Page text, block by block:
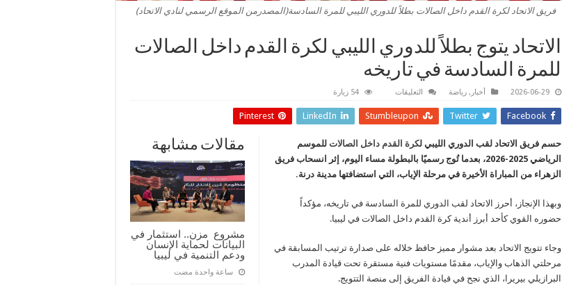
​فريق الاتحاد لكرة القدم داخل الصالات بطلاً للدوري الليبي للمرة السادسة(المصدرمن الموقع الرسمي لنادي الاتحاد)
الاتحاد يتوج بطلاً للدوري الليبي لكرة القدم داخل الصالات
للمرة السادسة في تاريخه
2026-06-29 أخبار , رياضة التعليقات
يتوج
بطلاً
لكرة
القدم
داخل
الصالات
للمرة
في
تاريخه
مغلقة
54 زيارة
Facebook
Twitter
Stumbleupon
LinkedIn
Pinterest
مقالات مشابهة
مشروع مزن.. استثمار في
البيانات لحماية الإنسان
ودعم التنمية في ليبيا
‏ساعة واحدة مضت
حسم فريق الاتحاد لقب الدوري الليبي لكرة القدم داخل الصالات للموسم
الرياضي 2025-2026، بعدما تُوج رسميًا بالبطولة مساء اليوم، إثر انسحاب فريق
الزهراء من المباراة الأخيرة في مرحلة الإياب، التي استضافتها مدينة درنة.
وبهذا الإنجاز، أحرز الاتحاد لقب الدوري للمرة السادسة في تاريخه، مؤكداً
حضوره القوي كأحد أبرز أندية كرة القدم داخل الصالات في ليبيا.
وجاء تتويج الاتحاد بعد مشوار مميز حافظ خلاله على صدارة ترتيب المسابقة في
مرحلتي الذهاب والإياب، مقدمًا مستويات فنية مستقرة تحت قيادة المدرب
البرازيلي بيريرا، الذي نجح في قيادة الفريق إلى منصة التتويج.